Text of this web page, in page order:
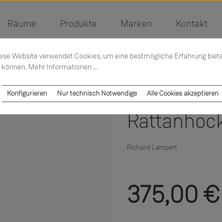
Räume Produkte Marken Kontakt
Richard Lampert
375,00 €
Website verwendet Cookies, um eine bestmögliche Erfahrung
können. Mehr Informationen ...
Nur technisch Notwendige
Konfigurieren Alle Cookies akzeptieren